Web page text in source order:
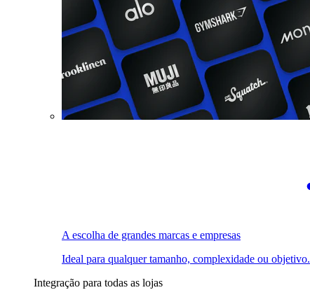
A escolha de grandes marcas e empresas
Ideal para qualquer tamanho, complexidade ou objetivo.
Integração para todas as lojas